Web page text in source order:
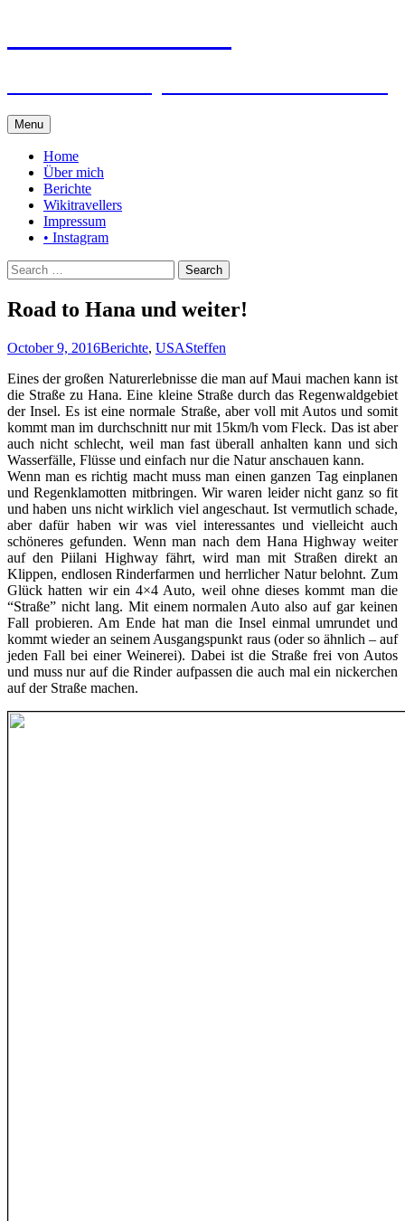
Menu Skip
to
content
Home
Über mich
Berichte
Wikitravellers
Impressum
• Instagram
Search
for:
Road to Hana und weiter!
October 9, 2016Berichte, USASteffen
Eines der großen Naturerlebnisse die man auf Maui machen kann ist
die Straße zu Hana. Eine kleine Straße durch das Regenwaldgebiet
der Insel. Es ist eine normale Straße, aber voll mit Autos und somit
kommt man im durchschnitt nur mit 15km/h vom Fleck. Das ist aber
auch nicht schlecht, weil man fast überall anhalten kann und sich
Wasserfälle, Flüsse und einfach nur die Natur anschauen kann.
Wenn man es richtig macht muss man einen ganzen Tag einplanen
und Regenklamotten mitbringen. Wir waren leider nicht ganz so fit
und haben uns nicht wirklich viel angeschaut. Ist vermutlich schade,
aber dafür haben wir was viel interessantes und vielleicht auch
schöneres gefunden. Wenn man nach dem Hana Highway weiter
auf den Piilani Highway fährt, wird man mit Straßen direkt an
Klippen, endlosen Rinderfarmen und herrlicher Natur belohnt. Zum
Glück hatten wir ein 4×4 Auto, weil ohne dieses kommt man die
“Straße” nicht lang. Mit einem normalen Auto also auf gar keinen
Fall probieren. Am Ende hat man die Insel einmal umrundet und
kommt wieder an seinem Ausgangspunkt raus (oder so ähnlich – auf
jeden Fall bei einer Weinerei). Dabei ist die Straße frei von Autos
und muss nur auf die Rinder aufpassen die auch mal ein nickerchen
auf der Straße machen.